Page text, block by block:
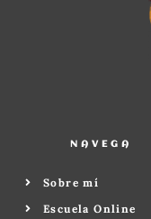
NAVEGA
Sobre mí
Escuela Online